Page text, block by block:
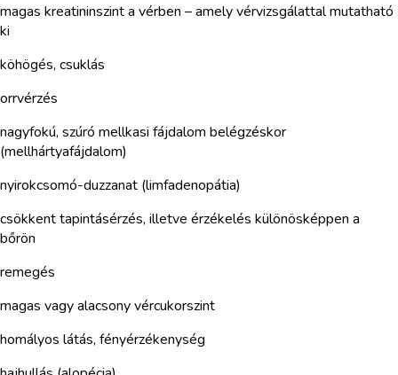
magas kreatininszint a vérben – amely vérvizsgálattal mutatható
ki
köhögés, csuklás
orrvérzés
nagyfokú, szúró mellkasi fájdalom belégzéskor
(mellhártyafájdalom)
nyirokcsomó-duzzanat (limfadenopátia)
csökkent tapintásérzés, illetve érzékelés különösképpen a
bőrön
remegés
magas vagy alacsony vércukorszint
homályos látás, fényérzékenység